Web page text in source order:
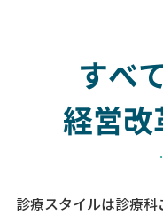
すべ
経営改
診療スタイルは診療